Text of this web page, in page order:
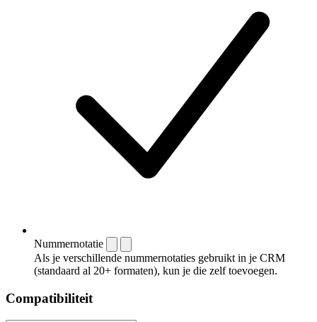
Nummernotatie
Als je verschillende nummernotaties gebruikt in je CRM
(standaard al 20+ formaten), kun je die zelf toevoegen.
Compatibiliteit